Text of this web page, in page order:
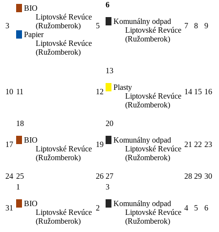
3
BIO
Liptovské Revúce
(Ružomberok)
Papier
Liptovské Revúce
(Ružomberok)
5
6
Komunálny odpad
Liptovské Revúce
(Ružomberok)
7 8 9
10 11 12
13
Plasty
Liptovské Revúce
(Ružomberok)
14 15 16
17
18
BIO
Liptovské Revúce
(Ružomberok)
19
20
Komunálny odpad
Liptovské Revúce
(Ružomberok)
21 22 23
24 25 26 27 28 29 30
31
1
BIO
Liptovské Revúce
(Ružomberok)
2
3
Komunálny odpad
Liptovské Revúce
(Ružomberok)
4 5 6